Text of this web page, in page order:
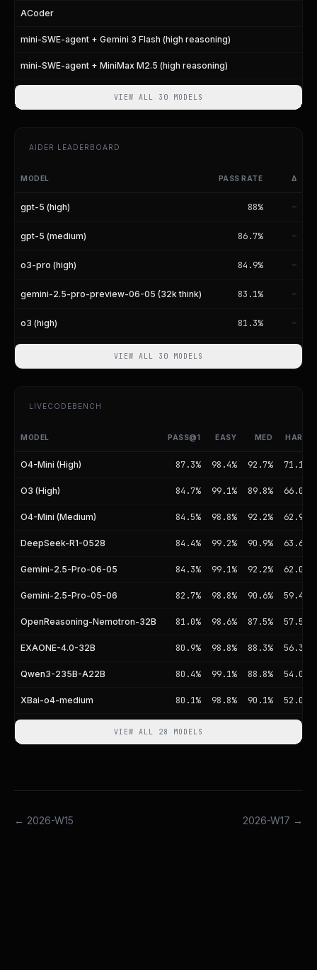
ACoder
mini-SWE-agent + Gemini 3 Flash (high reasoning)
mini-SWE-agent + MiniMax M2.5 (high reasoning)
VIEW ALL 30 MODELS
AIDER LEADERBOARD
MODEL PASS RATE Δ
gpt-5 (high) 88% —
gpt-5 (medium) 86.7% —
o3-pro (high) 84.9% —
gemini-2.5-pro-preview-06-05 (32k think) 83.1% —
o3 (high) 81.3% —
VIEW ALL 30 MODELS
LIVECODEBENCH
LiveCodeBench Leaderboard
MODEL PASS@1 EASY MED HARD
O4-Mini (High) 87.3% 98.4% 92.7% 71.1%
O3 (High) 84.7% 99.1% 89.8% 66.0%
O4-Mini (Medium) 84.5% 98.8% 92.2% 62.9%
DeepSeek-R1-0528 84.4% 99.2% 90.9% 63.6%
Gemini-2.5-Pro-06-05 84.3% 99.1% 92.2% 62.0%
Gemini-2.5-Pro-05-06 82.7% 98.8% 90.6% 59.4%
OpenReasoning-Nemotron-32B 81.0% 98.6% 87.5% 57.5%
EXAONE-4.0-32B 80.9% 98.8% 88.3% 56.3%
Qwen3-235B-A22B 80.4% 99.1% 88.8% 54.0%
XBai-o4-medium 80.1% 98.8% 90.1% 52.0%
VIEW ALL 28 MODELS
← 2026-W15 2026-W17 →